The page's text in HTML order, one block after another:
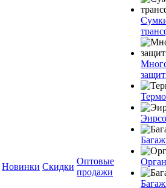
Новинки Скидки
Оптовые
продажи